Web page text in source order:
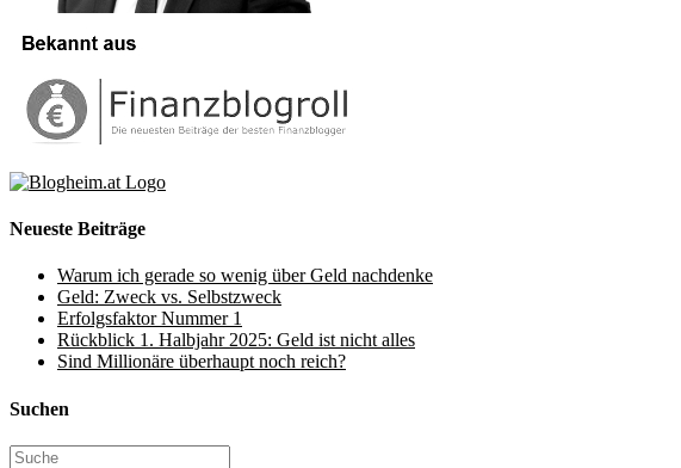
Neueste Beiträge
Warum ich gerade so wenig über Geld nachdenke
Geld: Zweck vs. Selbstzweck
Erfolgsfaktor Nummer 1
Rückblick 1. Halbjahr 2025: Geld ist nicht alles
Sind Millionäre überhaupt noch reich?
Suchen